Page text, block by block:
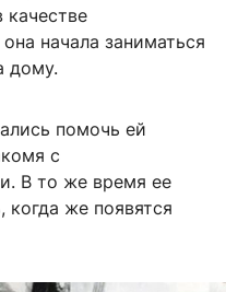
начала заниматься
дому.
помочь ей
с
В то же время ее
когда же появятся